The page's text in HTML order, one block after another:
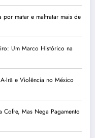
por matar e maltratar mais de
Um Marco Histórico na
Irã e Violência no México
Cofre, Mas Nega Pagamento